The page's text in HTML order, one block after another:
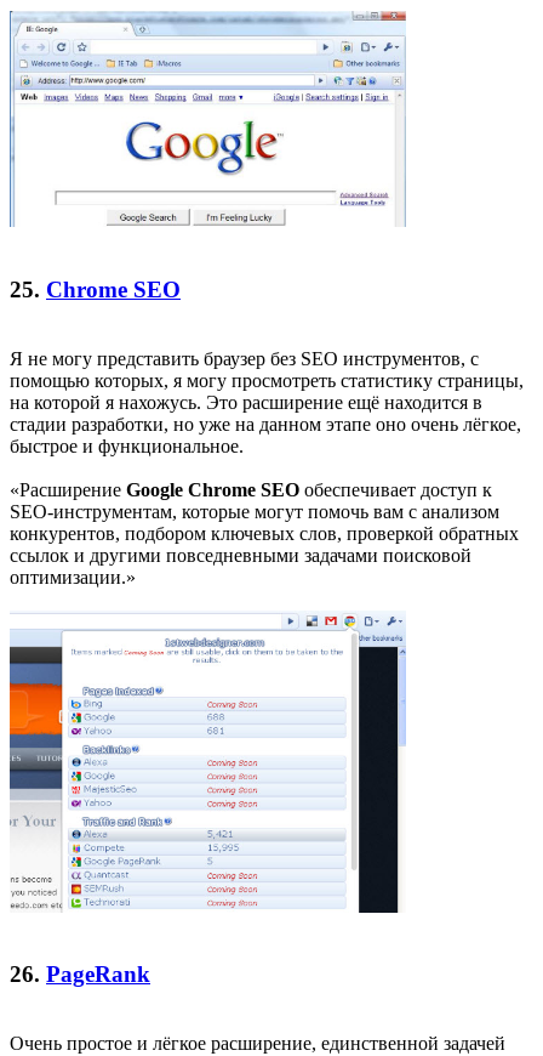
25. Chrome SEO
Я не могу представить браузер без SEO инструментов, с
помощью которых, я могу просмотреть статистику страницы,
на которой я нахожусь. Это расширение ещё находится в
стадии разработки, но уже на данном этапе оно очень лёгкое,
быстрое и функциональное.
«Расширение Google Chrome SEO обеспечивает доступ к
SEO-инструментам, которые могут помочь вам с анализом
конкурентов, подбором ключевых слов, проверкой обратных
ссылок и другими повседневными задачами поисковой
оптимизации.»
26. PageRank
Очень простое и лёгкое расширение, единственной задачей